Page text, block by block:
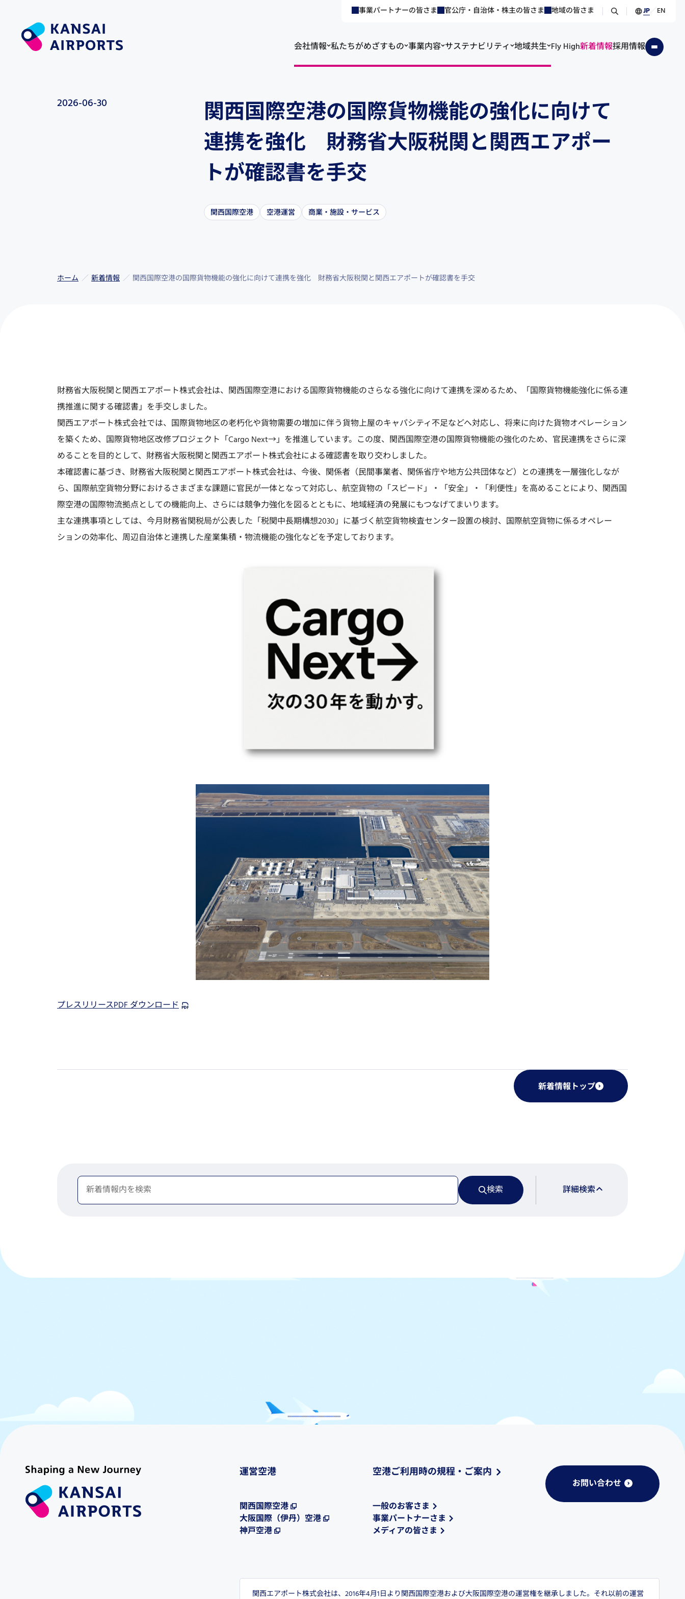
事業パートナーの皆さま 官公庁・自治体・株主の皆さま 地域の皆さま JP EN
会社情報 私たちがめざすもの 事業内容 サステナビリティ 地域共生 Fly High新着情報採用情報
2026-06-30
関西国際空港の国際貨物機能の強化に向けて
連携を強化 財務省大阪税関と関西エアポー
トが確認書を手交
関西国際空港 空港運営 商業・施設・サービス
ホーム 新着情報 関西国際空港の国際貨物機能の強化に向けて連携を強化 財務省大阪税関と関西エアポートが確認書を手交
財務省大阪税関と関西エアポート株式会社は、関西国際空港における国際貨物機能のさらなる強化に向けて連携を深めるため、「国際貨物機能強化に係る連
携推進に関する確認書」を手交しました。
関西エアポート株式会社では、国際貨物地区の老朽化や貨物需要の増加に伴う貨物上屋のキャパシティ不足などへ対応し、将来に向けた貨物オペレーション
を築くため、国際貨物地区改修プロジェクト「Cargo Next→」を推進しています。この度、関西国際空港の国際貨物機能の強化のため、官民連携をさらに深
めることを目的として、財務省大阪税関と関西エアポート株式会社による確認書を取り交わしました。
本確認書に基づき、財務省大阪税関と関西エアポート株式会社は、今後、関係者（民間事業者、関係省庁や地方公共団体など）との連携を一層強化しなが
ら、国際航空貨物分野におけるさまざまな課題に官民が一体となって対応し、航空貨物の「スピード」・「安全」・「利便性」を高めることにより、関西国
際空港の国際物流拠点としての機能向上、さらには競争力強化を図るとともに、地域経済の発展にもつなげてまいります。
主な連携事項としては、今月財務省関税局が公表した「税関中長期構想2030」に基づく航空貨物検査センター設置の検討、国際航空貨物に係るオペレー
ションの効率化、周辺自治体と連携した産業集積・物流機能の強化などを予定しております。
プレスリリースPDF ダウンロード
新着情報トップ
検索 詳細検索
運営空港
関西国際空港
大阪国際（伊丹）空港
神戸空港
空港ご利用時の規程・ご案内
一般のお客さま
事業パートナーさま
メディアの皆さま
お問い合わせ
関西エアポート株式会社は、2016年4月1日より関西国際空港および大阪国際空港の運営権を継承しました。それ以前の運営